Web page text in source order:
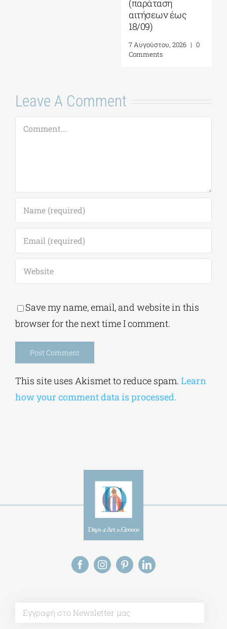
(παράταση
αιτήσεων έως
18/09)
7 Αυγούστου, 2026 | 0
Comments
Leave A Comment
Comment
Save my name, email, and website in this
browser for the next time I comment.
This site uses Akismet to reduce spam. Learn
how your comment data is processed.